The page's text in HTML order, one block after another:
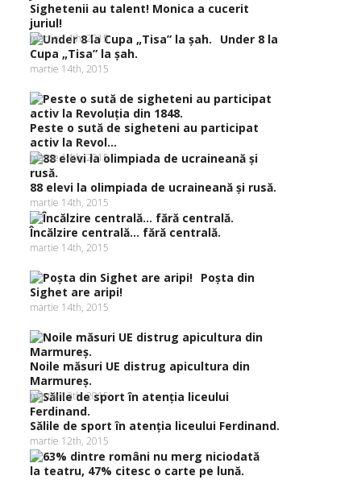
Sighetenii au talent! Monica a cucerit
juriul!
martie 14th, 2015
Under 8 la
Cupa „Tisa” la şah.
martie 14th, 2015
Peste o sută de sigheteni au participat
activ la Revol...
martie 14th, 2015
88 elevi la olimpiada de ucraineană şi rusă.
martie 14th, 2015
Încălzire centrală… fără centrală.
martie 14th, 2015
Poşta din
Sighet are aripi!
martie 14th, 2015
Noile măsuri UE distrug apicultura din
Marmureş.
martie 12th, 2015
Sălile de sport în atenţia liceului Ferdinand.
martie 12th, 2015